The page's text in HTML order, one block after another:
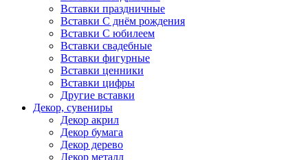
Вставки праздничные
Вставки С днём рождения
Вставки С юбилеем
Вставки свадебные
Вставки фигурные
Вставки ценники
Вставки цифры
Другие вставки
Декор, сувениры
Декор акрил
Декор бумага
Декор дерево
Декор металл